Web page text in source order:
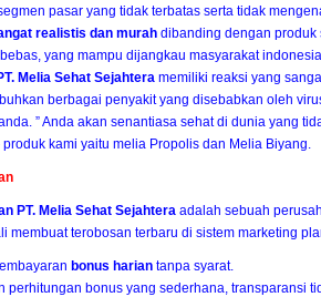
pasar yang tidak terbatas serta tidak
realistis dan murah dibanding dengan produk
yang mampu dijangkau masyarakat indonesia.
Melia Sehat Sejahtera memiliki reaksi yang
berbagai penyakit yang disebabkan oleh
” Anda akan senantiasa sehat di dunia yang
kami yaitu melia Propolis dan Melia Biyang.
PT. Melia Sehat Sejahtera adalah sebuah
membuat terobosan terbaru di sistem marketing
bonus harian tanpa syarat.
perhitungan bonus yang sederhana, transparansi